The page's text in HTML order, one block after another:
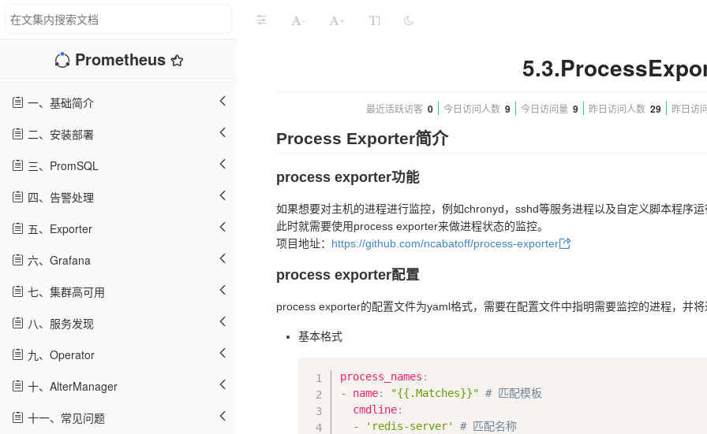
Prometheus
一、基础简介
二、安装部署
三、PromSQL
四、告警处理
五、Exporter
六、Grafana
七、集群高可用
八、服务发现
九、Operator
十、AlterManager
十一、常见问题
- +
最近活跃访客 0 今日访问人数 9 今日访问量 9 昨日访问人数 29 昨日访
Process Exporter简介
process exporter功能
如果想要对主机的进程进行监控，例如chronyd，sshd等服务进程以及自定义脚本程序
此时就需要使用process exporter来做进程状态的监控。
项目地址： https://github.com/ncabatoff/process-exporter
process exporter配置
process exporter的配置文件为yaml格式，需要在配置文件中指明需要监控的进程，并
基本格式
process_names :
-
name: "{{.Matches}}" # 匹配模板
  cmdline
:
-
'redis-server' # 匹配名称